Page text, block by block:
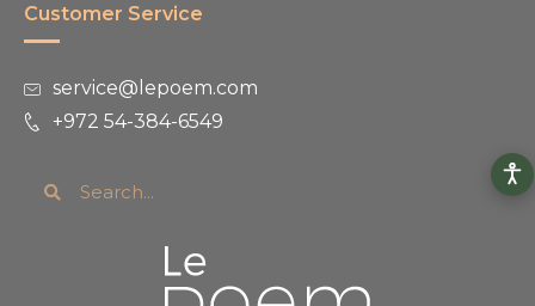
Customer Service
service@lepoem.com
+972 54-384-6549